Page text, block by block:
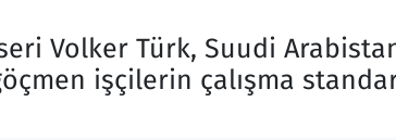
Volker Türk, Suudi
işçilerin çalışma